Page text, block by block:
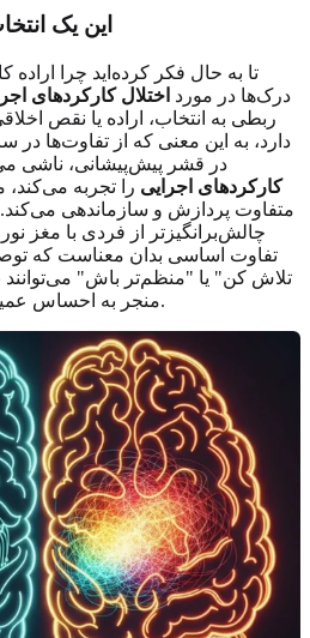
این یک
تا به حال فکر کرده‌اید چرا
درک‌ها در مورد اختلال کارکردهای
ربطی به انتخاب، اراده یا نقص
دارد، به این معنی که از تفاوت‌ها در
در قشر پیش‌پیشانی، ناشی
کارکردهای اجرایی را تجربه می‌کند،
متفاوت پردازش و سازماندهی می‌کند.
چالش‌برانگیزتر از فردی با مغز
تفاوت اساسی بدان معناست که
تلاش کن" یا "منظم‌تر باش" می‌توانند
منجر به احساس عمیق ناکافی بودن و شرم شوند.